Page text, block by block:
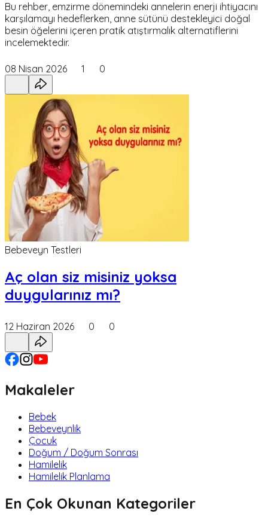
Bu rehber, emzirme dönemindeki annelerin enerji ihtiyacını
karşılamayı hedeflerken, anne sütünü destekleyici doğal
besin öğelerini içeren pratik atıştırmalık alternatiflerini
incelemektedir.
08 Nisan 2026 1 0
Bebeveyn Testleri
Aç olan siz misiniz yoksa
duygularınız mı?
12 Haziran 2026 0 0
Makaleler
Bebek
Bebeveynlik
Çocuk
Doğum / Doğum Sonrası
Hamilelik
Hamilelik Planlama
En Çok Okunan Kategoriler